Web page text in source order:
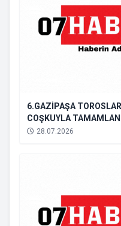
6.GAZİPAŞA
COŞKUYLA
28.07.2026